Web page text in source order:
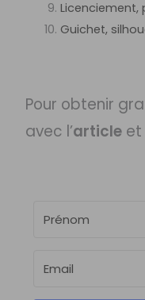
Licenciement,
Guichet,
Pour obtenir
avec l’article et